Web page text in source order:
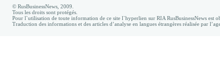
© RusBusinessNews, 2009.
Tous les droits sont protégés.
Pour l`utilisation de toute information de ce site l`hyperlien sur RIA RusBusinessNews est
Traduction des informations et des articles d’analyse en langues étrangères réalisée par